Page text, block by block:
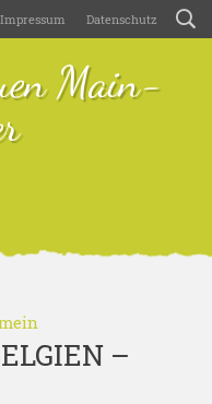
Impressum Datenschutz
Main-
–